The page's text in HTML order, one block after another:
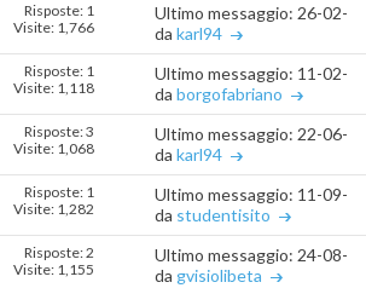
Risposte: 1
Visite: 1,766
Ultimo messaggio: 26-02-
da karl94
Risposte: 1
Visite: 1,118
Ultimo messaggio: 11-02-
da borgofabriano
Risposte: 3
Visite: 1,068
Ultimo messaggio: 22-06-
da karl94
Risposte: 1
Visite: 1,282
Ultimo messaggio: 11-09-
da studentisito
Risposte: 2
Visite: 1,155
Ultimo messaggio: 24-08-
da gvisiolibeta